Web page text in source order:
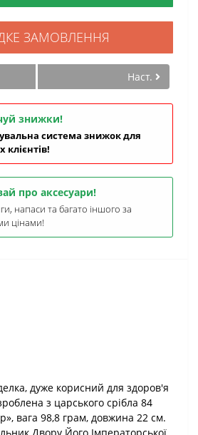
ЗАМОВЛЕННЯ
Наст.
знижки!
система знижок для
клієнтів!
про аксесуари!
напаси та багато іншого за
цінами!
дуже корисний для здоров'я
з царського срібла 84
вага 98,8 грам, довжина 22 см.